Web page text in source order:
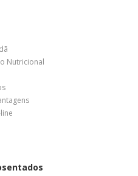
Nutricional